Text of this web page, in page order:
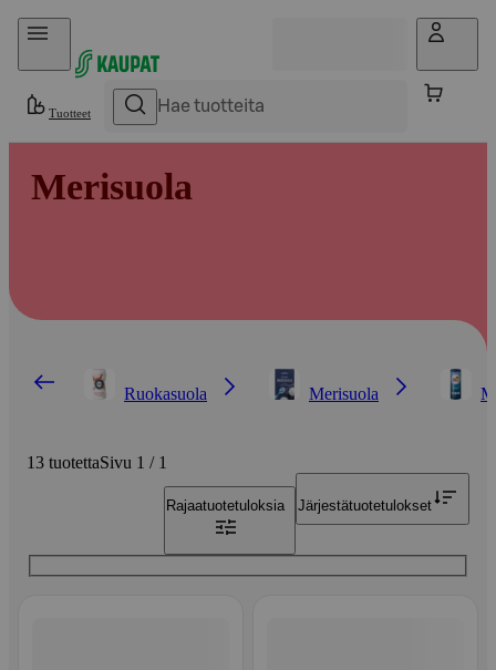
Hyppää sisältöön
Tuotteet
Merisuola
Ruokasuola Merisuola
13 tuotettaSivu 1 / 1
Rajaatuotetuloksia Järjestätuotetulokset